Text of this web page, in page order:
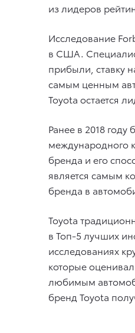
из лидеров
Исследование
в США.
прибыли, ставку
самым ценным
Toyota остается
Ранее в 2018
международного
бренда и его
является самым
бренда в
Toyota
в Топ-5 лучших
исследованиях
которые
любимым
бренд Toyota